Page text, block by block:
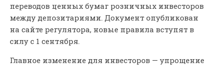
переводов ценных бумаг розничных инвесторов
между депозитариями. Документ опубликован
на сайте регулятора, новые правила вступят в
силу с 1 сентября.
Главное изменение для инвесторов — упрощение